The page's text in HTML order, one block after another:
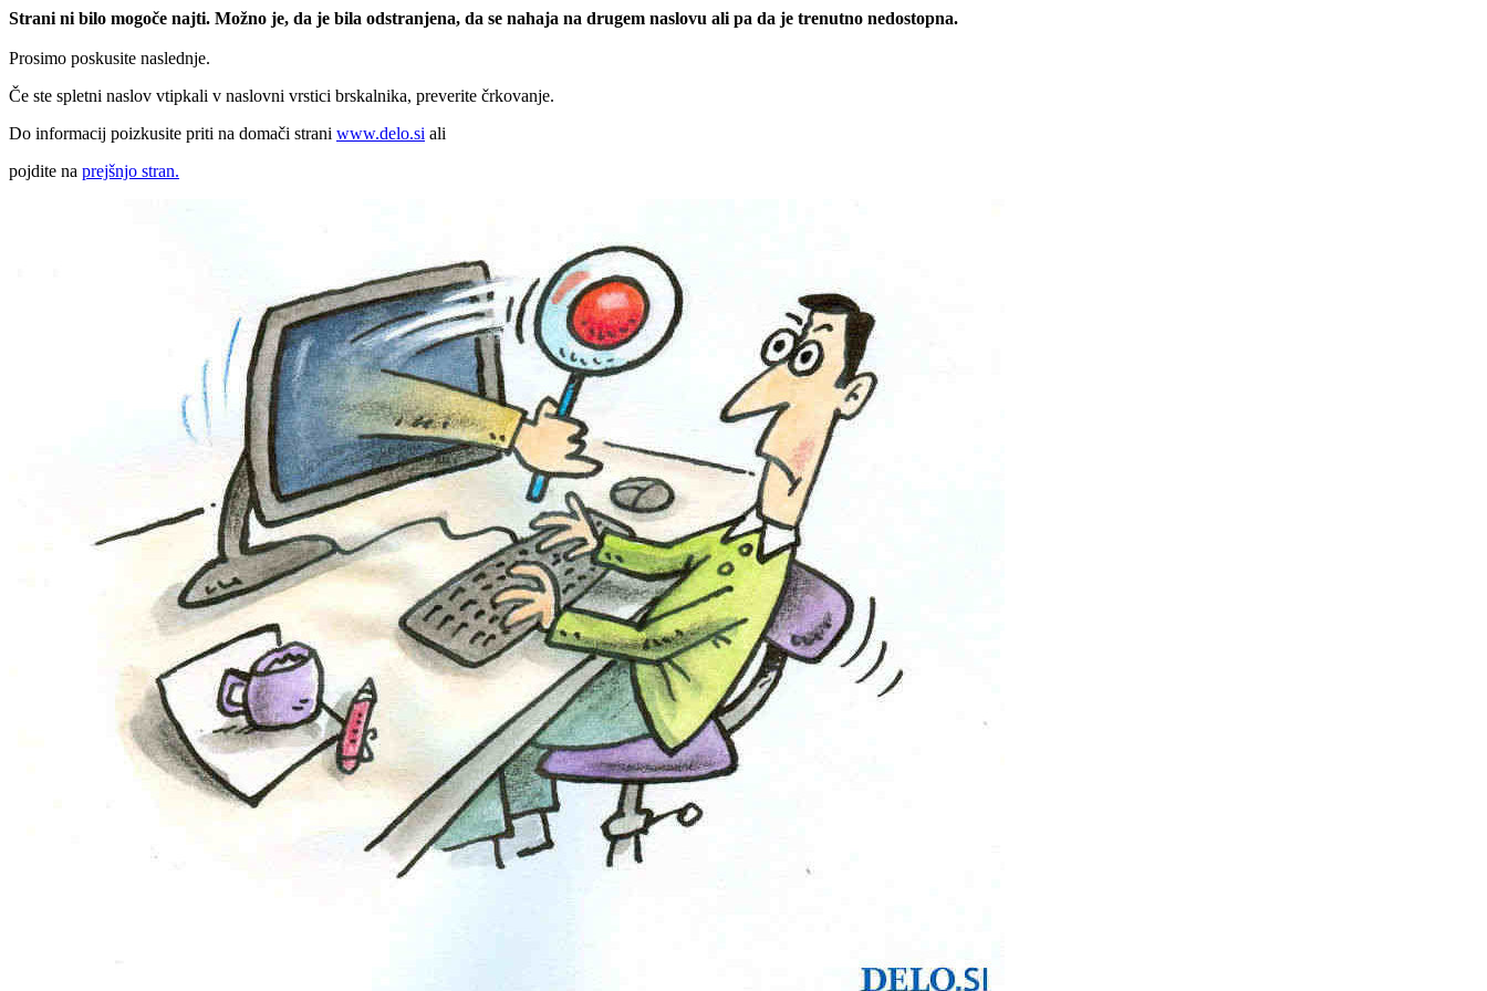
Strani ni bilo mogoče najti. Možno je, da je bila odstranjena, da se nahaja na drugem naslovu ali pa da je trenutno nedostopna.
Prosimo poskusite naslednje.
Če ste spletni naslov vtipkali v naslovni vrstici brskalnika, preverite črkovanje.
Do informacij poizkusite priti na domači strani www.delo.si ali
pojdite na prejšnjo stran.